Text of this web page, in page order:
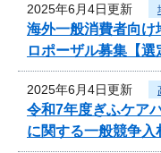
2025年6月4日更新
海外一般消費者向け
ロポーザル募集【選
2025年6月4日更新
令和7年度ぎふケア
に関する一般競争入